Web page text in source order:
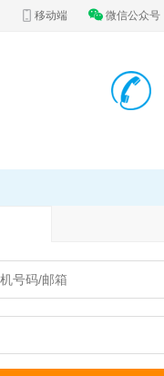
移动端 微信公众号